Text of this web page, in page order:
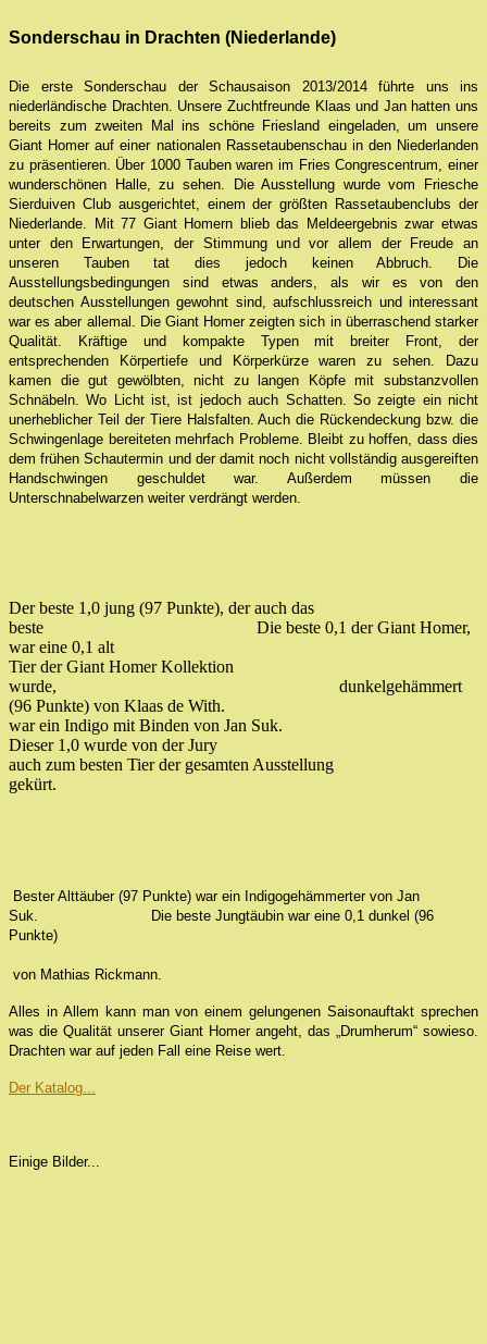
Sonderschau in Drachten (Niederlande)
Die erste Sonderschau der Schausaison 2013/2014 führte uns ins
niederländische Drachten. Unsere Zuchtfreunde Klaas und Jan hatten uns
bereits zum zweiten Mal ins schöne Friesland eingeladen, um unsere
Giant Homer auf einer nationalen Rassetaubenschau in den Niederlanden
zu präsentieren. Über 1000 Tauben waren im Fries Congrescentrum, einer
wunderschönen Halle, zu sehen. Die Ausstellung wurde vom Friesche
Sierduiven Club ausgerichtet, einem der größten Rassetaubenclubs der
Niederlande. Mit 77 Giant Homern blieb das Meldeergebnis zwar etwas
unter den Erwartungen, der Stimmung und vor allem der Freude an
unseren Tauben tat dies jedoch keinen Abbruch. Die
Ausstellungsbedingungen sind etwas anders, als wir es von den
deutschen Ausstellungen gewohnt sind, aufschlussreich und interessant
war es aber allemal. Die Giant Homer zeigten sich in überraschend starker
Qualität. Kräftige und kompakte Typen mit breiter Front, der
entsprechenden Körpertiefe und Körperkürze waren zu sehen. Dazu
kamen die gut gewölbten, nicht zu langen Köpfe mit substanzvollen
Schnäbeln. Wo Licht ist, ist jedoch auch Schatten. So zeigte ein nicht
unerheblicher Teil der Tiere Halsfalten. Auch die Rückendeckung bzw. die
Schwingenlage bereiteten mehrfach Probleme. Bleibt zu hoffen, dass dies
dem frühen Schautermin und der damit noch nicht vollständig ausgereiften
Handschwingen geschuldet war. Außerdem müssen die
Unterschnabelwarzen weiter verdrängt werden.
Der beste 1,0 jung (97 Punkte), der auch das
beste Die beste 0,1 der Giant Homer,
war eine 0,1 alt
Tier der Giant Homer Kollektion
wurde, dunkelgehämmert
(96 Punkte) von Klaas de With.
war ein Indigo mit Binden von Jan Suk.
Dieser 1,0 wurde von der Jury
auch zum besten Tier der gesamten Ausstellung
gekürt.
Bester Alttäuber (97 Punkte) war ein Indigogehämmerter von Jan
Suk.
Die beste Jungtäubin war eine 0,1 dunkel (96
Punkte)
von Mathias Rickmann.
Alles in Allem kann man von einem gelungenen Saisonauftakt sprechen
was die Qualität unserer Giant Homer angeht, das „Drumherum“ sowieso.
Drachten war auf jeden Fall eine Reise wert.
Der Katalog...
Einige Bilder...